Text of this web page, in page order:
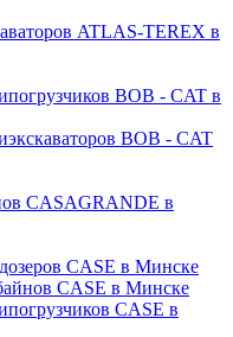
ATLAS-TEREX в
BOB - CAT в
BOB - CAT
CASAGRANDE в
CASE в Минске
CASE в Минске
CASE в